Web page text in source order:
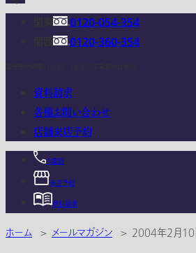
0120-054-354
0120-360-354
資料請求
各種お問い合わせ
店舗来店予約
お電話
来店予約
資料請求
ホーム > メールマガジン > 2004年2月